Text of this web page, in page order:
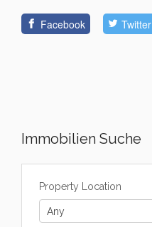
Facebook Twitter
Immobilien Suche
Property Location
Any